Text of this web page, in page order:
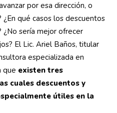
por esa dirección, o
qué casos los descuentos
sería mejor ofrecer
El Lic. Ariel Baños, titular
especializada en
que existen tres
cuales descuentos y
útiles en la